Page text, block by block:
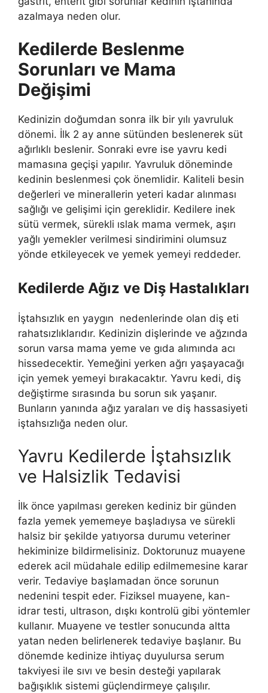
azalmaya neden olur.
Kedilerde Beslenme
Sorunları ve Mama
Değişimi
Kedinizin doğumdan sonra ilk bir yılı yavruluk
dönemi. İlk 2 ay anne sütünden beslenerek süt
ağırlıklı beslenir. Sonraki evre ise yavru kedi
mamasına geçişi yapılır. Yavruluk döneminde
kedinin beslenmesi çok önemlidir. Kaliteli besin
değerleri ve minerallerin yeteri kadar alınması
sağlığı ve gelişimi için gereklidir. Kedilere inek
sütü vermek, sürekli ıslak mama vermek, aşırı
yağlı yemekler verilmesi sindirimini olumsuz
yönde etkileyecek ve yemek yemeyi reddeder.
Kedilerde Ağız ve Diş Hastalıkları
İştahsızlık en yaygın nedenlerinde olan diş eti
rahatsızlıklarıdır. Kedinizin dişlerinde ve ağzında
sorun varsa mama yeme ve gıda alımında acı
hissedecektir. Yemeğini yerken ağrı yaşayacağı
için yemek yemeyi bırakacaktır. Yavru kedi, diş
değiştirme sırasında bu sorun sık yaşanır.
Bunların yanında ağız yaraları ve diş hassasiyeti
iştahsızlığa neden olur.
Yavru Kedilerde İştahsızlık
ve Halsizlik Tedavisi
İlk önce yapılması gereken kediniz bir günden
fazla yemek yememeye başladıysa ve sürekli
halsiz bir şekilde yatıyorsa durumu veteriner
hekiminize bildirmelisiniz. Doktorunuz muayene
ederek acil müdahale edilip edilmemesine karar
verir. Tedaviye başlamadan önce sorunun
nedenini tespit eder. Fiziksel muayene, kan-
idrar testi, ultrason, dışkı kontrolü gibi yöntemler
kullanır. Muayene ve testler sonucunda altta
yatan neden belirlenerek tedaviye başlanır. Bu
dönemde kedinize ihtiyaç duyulursa serum
takviyesi ile sıvı ve besin desteği yapılarak
bağışıklık sistemi güçlendirmeye çalışılır.